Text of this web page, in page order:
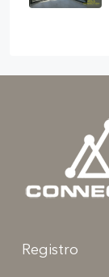
Registro